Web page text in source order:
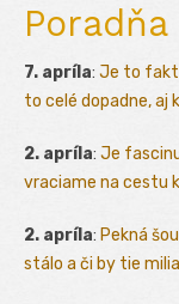
Poradňa
7. apríla: Je to fakt
to celé dopadne, aj
2. apríla: Je
vraciame na cestu
2. apríla: Pekná
stálo a či by tie